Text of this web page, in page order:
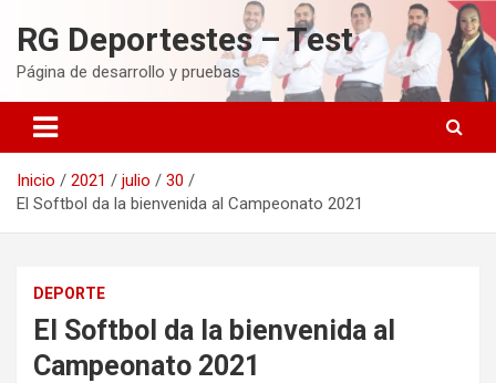
contenido
RG Deportestes – Test
Página de desarrollo y pruebas
Inicio 2021 julio
30
El Softbol da la bienvenida al Campeonato 2021
DEPORTE
El Softbol da la bienvenida al
Campeonato 2021